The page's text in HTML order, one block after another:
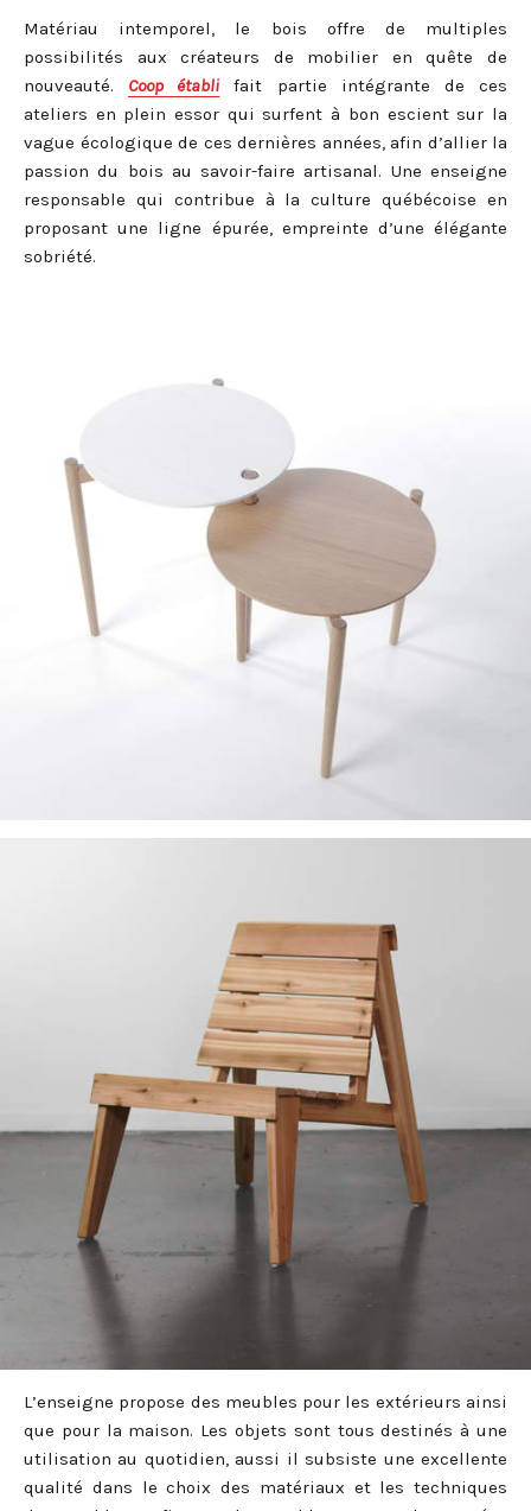
Matériau intemporel, le bois offre de multiples
possibilités aux créateurs de mobilier en quête de
nouveauté. Coop établi fait partie intégrante de ces
ateliers en plein essor qui surfent à bon escient sur la
vague écologique de ces dernières années, afin d’allier la
passion du bois au savoir-faire artisanal. Une enseigne
responsable qui contribue à la culture québécoise en
proposant une ligne épurée, empreinte d’une élégante
sobriété.
L’enseigne propose des meubles pour les extérieurs ainsi
que pour la maison. Les objets sont tous destinés à une
utilisation au quotidien, aussi il subsiste une excellente
qualité dans le choix des matériaux et les techniques